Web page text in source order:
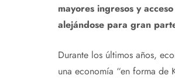
mayores ingresos y
alejándose para gran
Durante los últimos años,
una economía “en forma de